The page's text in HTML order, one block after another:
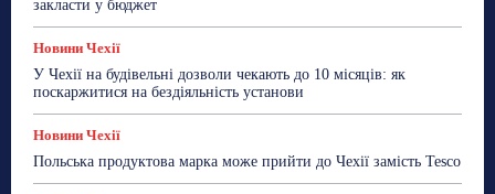
закласти у бюджет
Новини Чехії
У Чехії на будівельні дозволи чекають до 10 місяців: як
поскаржитися на бездіяльність установи
Новини Чехії
Польська продуктова марка може прийти до Чехії замість Tesco